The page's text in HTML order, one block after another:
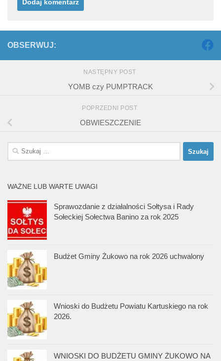
OBSERWUJ:
NASTĘPNY POST
YOMB czy PUMPTRACK
POPRZEDNI POST
OBWIESZCZENIE
Szukaj:
WAŻNE LUB WARTE UWAGI
Sprawozdanie z działalności Sołtysa i Rady
Sołeckiej Sołectwa Banino za rok 2025
Budżet Gminy Żukowo na rok 2026 uchwalony
Wnioski do Budżetu Powiatu Kartuskiego na rok
2026.
WNIOSKI DO BUDŻETU GMINY ŻUKOWO NA